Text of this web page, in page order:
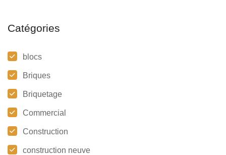
Catégories
blocs
Briques
Briquetage
Commercial
Construction
construction neuve